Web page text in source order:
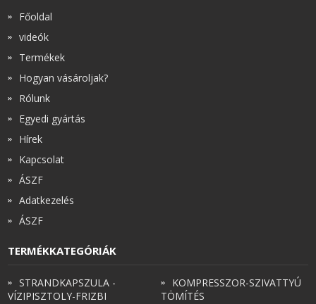
Főoldal
videók
Termékek
Hogyan vásároljak?
Rólunk
Egyedi gyártás
Hírek
Kapcsolat
ÁSZF
Adatkezelés
ÁSZF
TERMÉKKATEGÓRIÁK
STRANDKAPSZULA -
VÍZIPISZTOLY-FRIZBI
KOMPRESSZOR-SZIVATTYÚ
TÖMÍTÉS